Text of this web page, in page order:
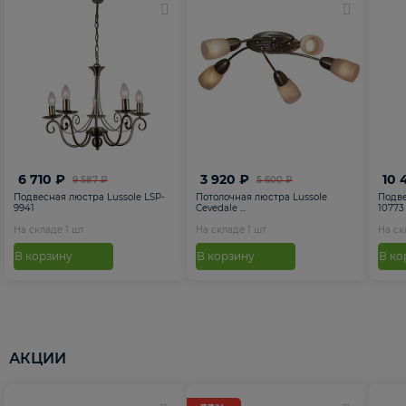
9 587 ₽
6 710 ₽
Подвесная люстра Lussole LSP-
9941
На складе 1 шт
В корзину
5 600 ₽
3 920 ₽
Потолочная люстра Lussole
Cevedale ...
На складе 1 шт
В корзину
10
10773
На
В
АКЦИИ